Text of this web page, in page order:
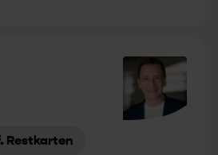
Restkarten